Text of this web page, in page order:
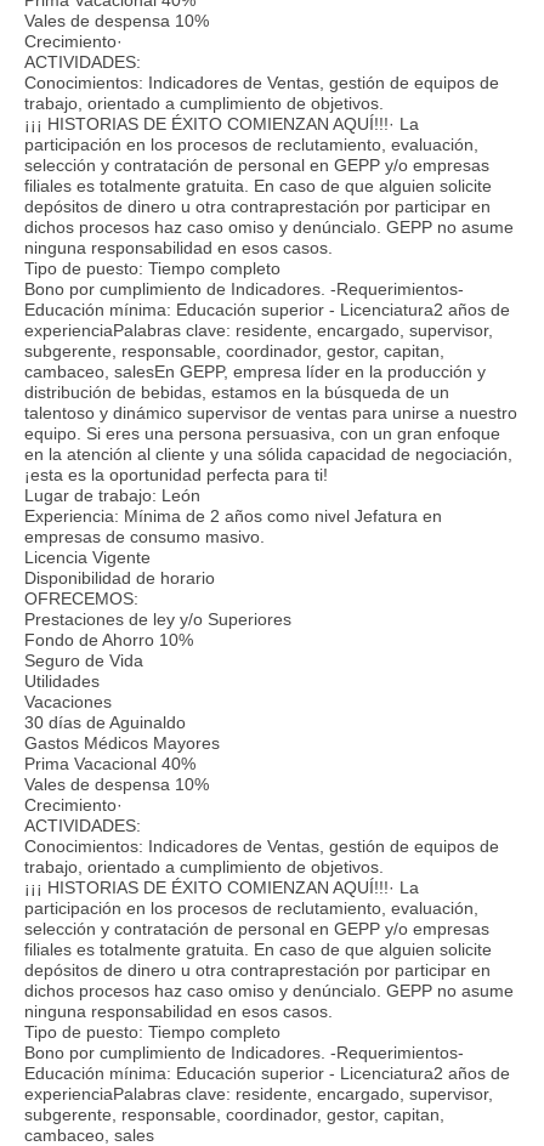
Vales de despensa 10%
Crecimiento·
ACTIVIDADES:
Conocimientos: Indicadores de Ventas, gestión de equipos de
trabajo, orientado a cumplimiento de objetivos.
¡¡¡ HISTORIAS DE ÉXITO COMIENZAN AQUÍ!!!· La
participación en los procesos de reclutamiento, evaluación,
selección y contratación de personal en GEPP y/o empresas
filiales es totalmente gratuita. En caso de que alguien solicite
depósitos de dinero u otra contraprestación por participar en
dichos procesos haz caso omiso y denúncialo. GEPP no asume
ninguna responsabilidad en esos casos.
Tipo de puesto: Tiempo completo
Bono por cumplimiento de Indicadores. -Requerimientos-
Educación mínima: Educación superior - Licenciatura2 años de
experienciaPalabras clave: residente, encargado, supervisor,
subgerente, responsable, coordinador, gestor, capitan,
cambaceo, salesEn GEPP, empresa líder en la producción y
distribución de bebidas, estamos en la búsqueda de un
talentoso y dinámico supervisor de ventas para unirse a nuestro
equipo. Si eres una persona persuasiva, con un gran enfoque
en la atención al cliente y una sólida capacidad de negociación,
¡esta es la oportunidad perfecta para ti!
Lugar de trabajo: León
Experiencia: Mínima de 2 años como nivel Jefatura en
empresas de consumo masivo.
Licencia Vigente
Disponibilidad de horario
OFRECEMOS:
Prestaciones de ley y/o Superiores
Fondo de Ahorro 10%
Seguro de Vida
Utilidades
Vacaciones
30 días de Aguinaldo
Gastos Médicos Mayores
Prima Vacacional 40%
Vales de despensa 10%
Crecimiento·
ACTIVIDADES:
Conocimientos: Indicadores de Ventas, gestión de equipos de
trabajo, orientado a cumplimiento de objetivos.
¡¡¡ HISTORIAS DE ÉXITO COMIENZAN AQUÍ!!!· La
participación en los procesos de reclutamiento, evaluación,
selección y contratación de personal en GEPP y/o empresas
filiales es totalmente gratuita. En caso de que alguien solicite
depósitos de dinero u otra contraprestación por participar en
dichos procesos haz caso omiso y denúncialo. GEPP no asume
ninguna responsabilidad en esos casos.
Tipo de puesto: Tiempo completo
Bono por cumplimiento de Indicadores. -Requerimientos-
Educación mínima: Educación superior - Licenciatura2 años de
experienciaPalabras clave: residente, encargado, supervisor,
subgerente, responsable, coordinador, gestor, capitan,
cambaceo, sales